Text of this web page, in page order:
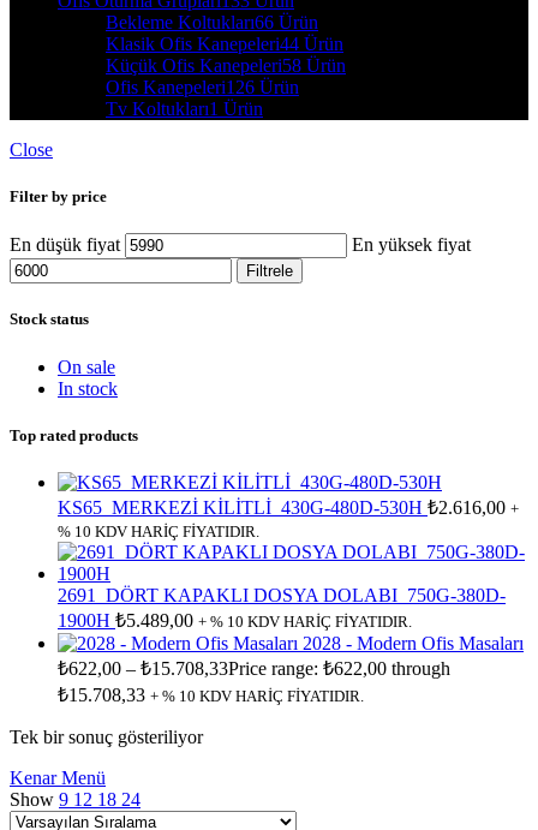
Bekleme Koltukları66 Ürün
Klasik Ofis Kanepeleri44 Ürün
Küçük Ofis Kanepeleri58 Ürün
Ofis Kanepeleri126 Ürün
Tv Koltukları1 Ürün
Close
Filter by price
En düşük fiyat En yüksek fiyat
Filtrele
Stock status
On sale
In stock
Top rated products
KS65_MERKEZİ KİLİTLİ_430G-480D-530H ₺2.616,00 +
% 10 KDV HARİÇ FİYATIDIR.
2691_DÖRT KAPAKLI DOSYA DOLABI_750G-380D-
1900H ₺5.489,00 + % 10 KDV HARİÇ FİYATIDIR.
2028 - Modern Ofis Masaları
₺622,00 – ₺15.708,33Price range: ₺622,00 through
₺15.708,33 + % 10 KDV HARİÇ FİYATIDIR.
Tek bir sonuç gösteriliyor
Kenar Menü
Show 9 12 18 24